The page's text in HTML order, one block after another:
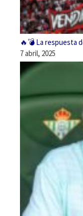
🔥💣 La respuesta
7 abril, 2025